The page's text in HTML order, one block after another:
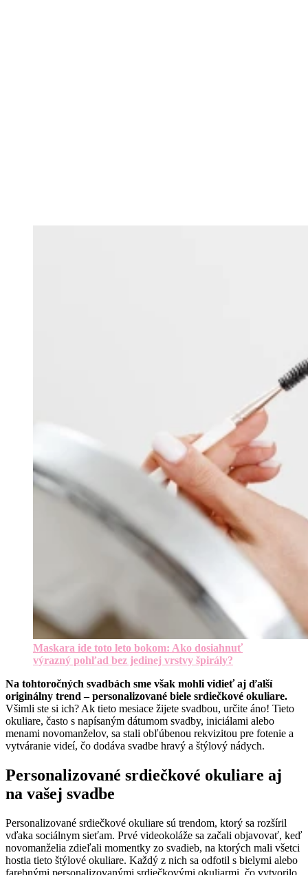
Maskara ide toto leto bokom: Ako dosiahnuť
výrazný pohľad bez jedinej vrstvy špirály?
Na tohtoročných svadbách sme však mohli vidieť aj ďalší
originálny trend – personalizované biele srdiečkové okuliare.
Všimli ste si ich? Ak tieto mesiace žijete svadbou, určite áno! Tieto
okuliare, často s napísaným dátumom svadby, iniciálami alebo
menami novomanželov, sa stali obľúbenou rekvizitou pre fotenie a
vytváranie videí, čo dodáva svadbe hravý a štýlový nádych.
Personalizované srdiečkové okuliare aj
na vašej svadbe
Personalizované srdiečkové okuliare sú trendom, ktorý sa rozšíril
vďaka sociálnym sieťam. Prvé videokoláže sa začali objavovať, keď
novomanželia zdieľali momentky zo svadieb, na ktorých mali všetci
hostia tieto štýlové okuliare. Každý z nich sa odfotil s bielymi alebo